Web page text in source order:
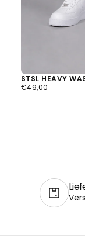
STSL HEAVY
€49,00
REGULÄRER
€49,00